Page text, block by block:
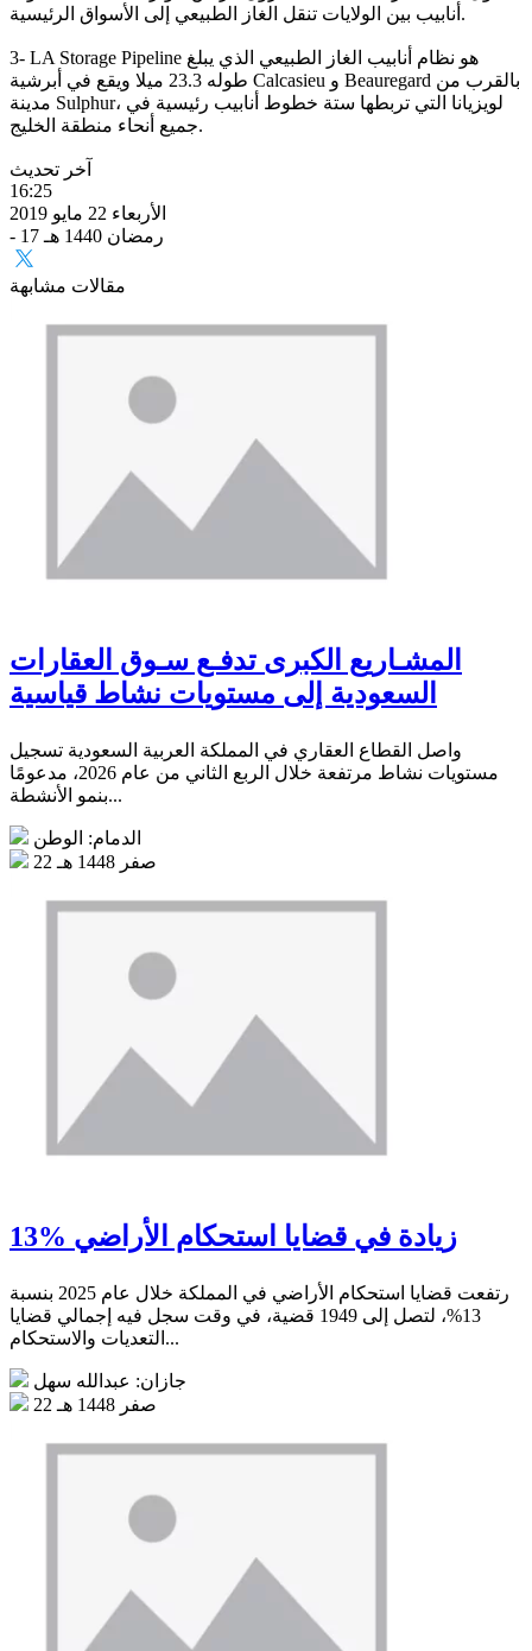
أنابيب بين الولايات تنقل الغاز الطبيعي إلى الأسواق الرئيسية.
3- LA Storage Pipeline هو نظام أنابيب الغاز الطبيعي الذي يبلغ
طوله 23.3 ميلا ويقع في أبرشية Calcasieu و Beauregard بالقرب من
مدينة Sulphur، لويزيانا التي تربطها ستة خطوط أنابيب رئيسية في
جميع أنحاء منطقة الخليج.
آخر تحديث
16:25
الأربعاء 22 مايو 2019
- 17 رمضان 1440 هـ
مقالات مشابهة
المشـاريع الكبرى تدفـع سـوق العقارات
السعودية إلى مستويات نشاط قياسية
واصل القطاع العقاري في المملكة العربية السعودية تسجيل
مستويات نشاط مرتفعة خلال الربع الثاني من عام 2026، مدعومًا
بنمو الأنشطة...
الدمام: الوطن
22 صفر 1448 هـ
13% زيادة في قضايا استحكام الأراضي
رتفعت قضايا استحكام الأراضي في المملكة خلال عام 2025 بنسبة
13%، لتصل إلى 1949 قضية، في وقت سجل فيه إجمالي قضايا
التعديات والاستحكام...
جازان: عبدالله سهل
22 صفر 1448 هـ